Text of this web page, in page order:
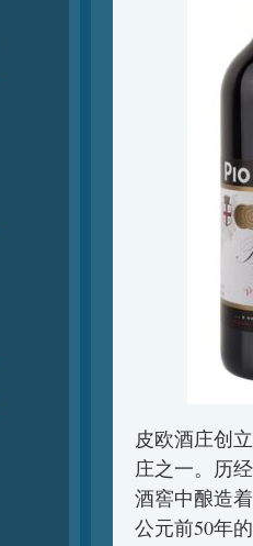
皮欧酒庄创
庄之一。历
酒窖中酿造
公元前50年